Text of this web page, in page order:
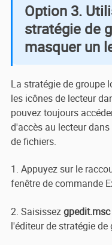
Option 3.
stratégie de
masquer un
La stratégie de groupe
les icônes de lecteur
pouvez toujours
d'accès au lecteur
de fichiers.
1. Appuyez sur le
fenêtre de commande
2. Saisissezgpedit.msc
l'éditeur de stratégie de